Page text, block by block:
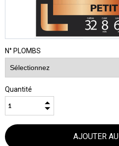
N° PLOMBS
Quantité